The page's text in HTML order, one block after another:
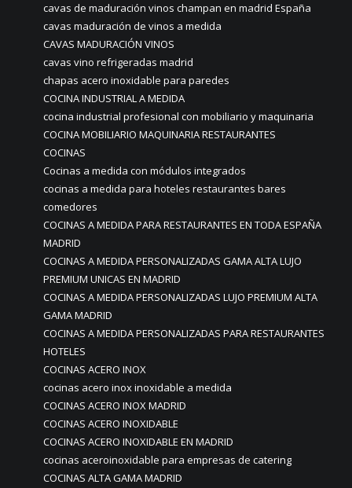
cavas de maduración vinos champan en madrid España
cavas maduración de vinos a medida
CAVAS MADURACIÓN VINOS
cavas vino refrigeradas madrid
chapas acero inoxidable para paredes
COCINA INDUSTRIAL A MEDIDA
cocina industrial profesional con mobiliario y maquinaria
COCINA MOBILIARIO MAQUINARIA RESTAURANTES
COCINAS
Cocinas a medida con módulos integrados
cocinas a medida para hoteles restaurantes bares
comedores
COCINAS A MEDIDA PARA RESTAURANTES EN TODA ESPAÑA
MADRID
COCINAS A MEDIDA PERSONALIZADAS GAMA ALTA LUJO
PREMIUM UNICAS EN MADRID
COCINAS A MEDIDA PERSONALIZADAS LUJO PREMIUM ALTA
GAMA MADRID
COCINAS A MEDIDA PERSONALIZADAS PARA RESTAURANTES
HOTELES
COCINAS ACERO INOX
cocinas acero inox inoxidable a medida
COCINAS ACERO INOX MADRID
COCINAS ACERO INOXIDABLE
COCINAS ACERO INOXIDABLE EN MADRID
cocinas aceroinoxidable para empresas de catering
COCINAS ALTA GAMA MADRID